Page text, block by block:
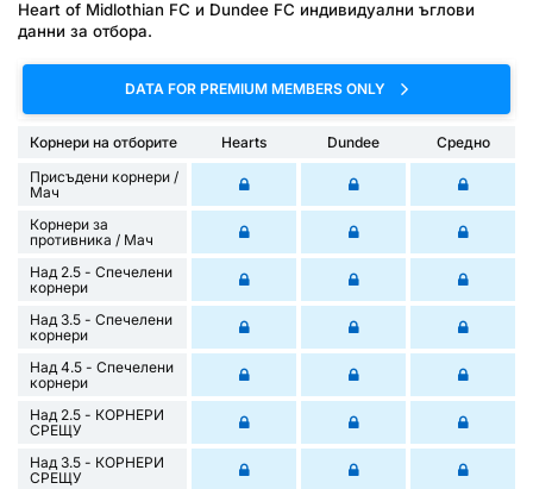
Heart of Midlothian FC и Dundee FC индивидуални ъглови
данни за отбора.
DATA FOR PREMIUM MEMBERS ONLY
Корнери на отборите Hearts Dundee
Средно
Присъдени корнери /
Mач
Корнери за
противника / Мач
Над 2.5 - Спечелени
корнери
Над 3.5 - Спечелени
корнери
Над 4.5 - Спечелени
корнери
Над 2.5 - КОРНЕРИ
СРЕЩУ
Над 3.5 - КОРНЕРИ
СРЕЩУ